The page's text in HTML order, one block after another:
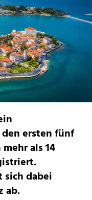
ersten fünf
als 14
sich dabei
ab.